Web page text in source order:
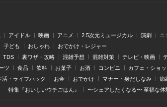
アイドル 映画 アニメ 2.5次元ミュージカル 演劇 ニ
子ども おしゃれ おでかけ・レジャー
TDS 裏ワザ・攻略 混雑予想 混雑対策 テレビ・映画
ツ 食品 飲料 お菓子 お酒 コンビニ カフェ・ショ
活・ライフハック お金 おでかけ マナー・身だしなみ 節
特集『おいしいウチごはん』 〜シェアしたくなる〜 至福な